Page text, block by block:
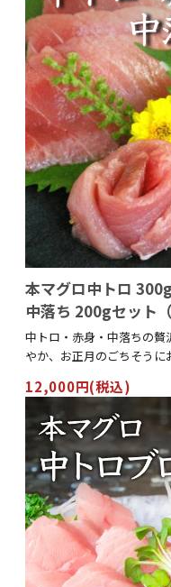
本マグロ中トロ
中落ち 200gセット
中トロ・赤身・中落ちの
やか、お正月のごちそうに
12,000円(税込)